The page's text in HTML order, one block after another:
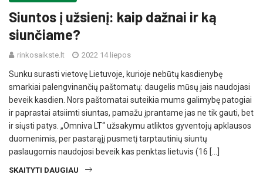
Siuntos į užsienį: kaip dažnai ir ką
siunčiame?
rinkosaikste.lt 2022 14 liepos
Sunku surasti vietovę Lietuvoje, kurioje nebūtų kasdienybę
smarkiai palengvinančių paštomatų: daugelis mūsų jais naudojasi
beveik kasdien. Nors paštomatai suteikia mums galimybę patogiai
ir paprastai atsiimti siuntas, pamažu įprantame jas ne tik gauti, bet
ir siųsti patys. „Omniva LT“ užsakymu atliktos gyventojų apklausos
duomenimis, per pastarąjį pusmetį tarptautinių siuntų
paslaugomis naudojosi beveik kas penktas lietuvis (16 […]
SKAITYTI DAUGIAU